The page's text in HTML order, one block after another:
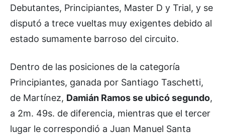
Debutantes, Principiantes, Master D y Trial, y se
disputó a trece vueltas muy exigentes debido al
estado sumamente barroso del circuito.
Dentro de las posiciones de la categoría
Principiantes, ganada por Santiago Taschetti,
de Martínez, Damián Ramos se ubicó segundo,
a 2m. 49s. de diferencia, mientras que el tercer
lugar le correspondió a Juan Manuel Santa